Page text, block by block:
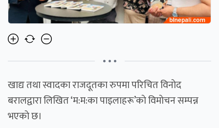
• • •
खाद्य तथा स्वादका राजदूतका रुपमा परिचित विनाेद
बरालद्वारा लिखित ‘म:म:का पाइलाहरू’काे विमाेचन सम्पन्न
भएकाे छ।